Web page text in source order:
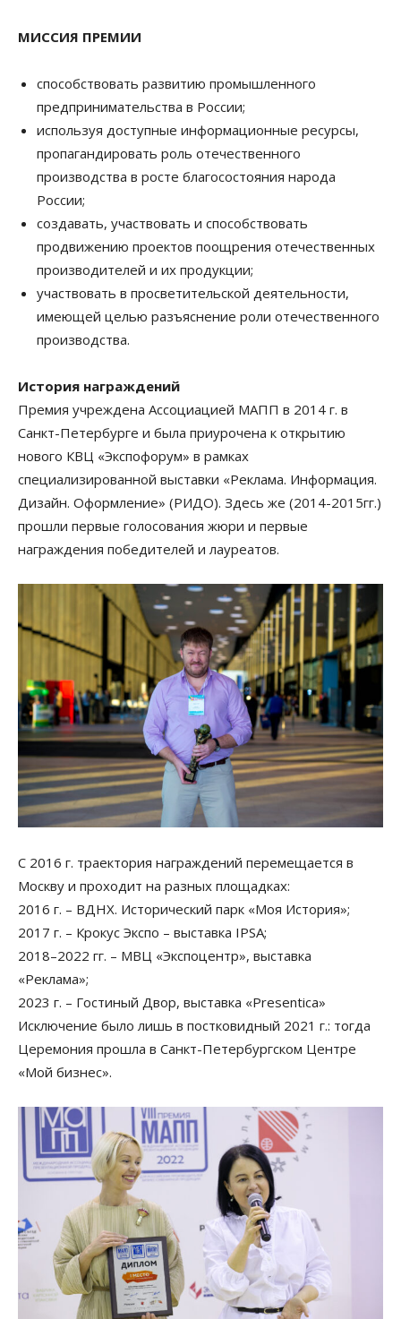
МИССИЯ ПРЕМИИ
способствовать развитию промышленного
предпринимательства в России;
используя доступные информационные ресурсы,
пропагандировать роль отечественного
производства в росте благосостояния народа
России;
создавать, участвовать и способствовать
продвижению проектов поощрения отечественных
производителей и их продукции;
участвовать в просветительской деятельности,
имеющей целью разъяснение роли отечественного
производства.
История награждений
Премия учреждена Ассоциацией МАПП в 2014 г. в
Санкт-Петербурге и была приурочена к открытию
нового КВЦ «Экспофорум» в рамках
специализированной выставки «Реклама. Информация.
Дизайн. Оформление» (РИДО). Здесь же (2014-2015гг.)
прошли первые голосования жюри и первые
награждения победителей и лауреатов.
С 2016 г. траектория награждений перемещается в
Москву и проходит на разных площадках:
2016 г. – ВДНХ. Исторический парк «Моя История»;
2017 г. – Крокус Экспо – выставка IPSA;
2018–2022 гг. – МВЦ «Экспоцентр», выставка
«Реклама»;
2023 г. – Гостиный Двор, выставка «Presentica»
Исключение было лишь в постковидный 2021 г.: тогда
Церемония прошла в Санкт-Петербургском Центре
«Мой бизнес».